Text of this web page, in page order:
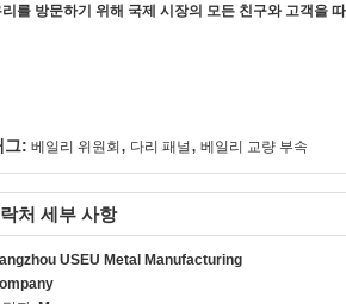
리를 방문하기 위해 국제 시장의 모든 친구와 고객을
그: 베일리 위원회, 다리 패널, 베일리 교량 부속
처 세부 사항
USEU Metal Manufacturing